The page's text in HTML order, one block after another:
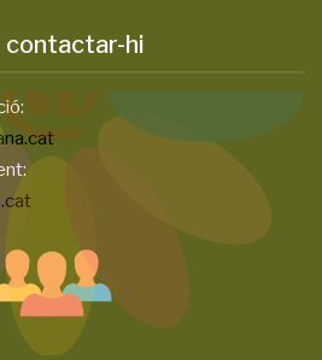
contactar-hi